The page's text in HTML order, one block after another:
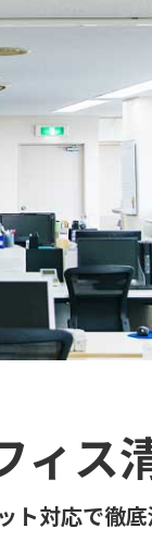
ィス
ト対応で徹